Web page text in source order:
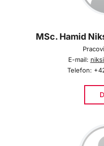
MSc. Hamid
E-mail:
Telefon: